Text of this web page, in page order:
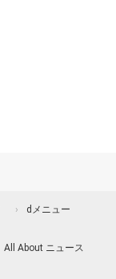
dメニュー
All About ニュース